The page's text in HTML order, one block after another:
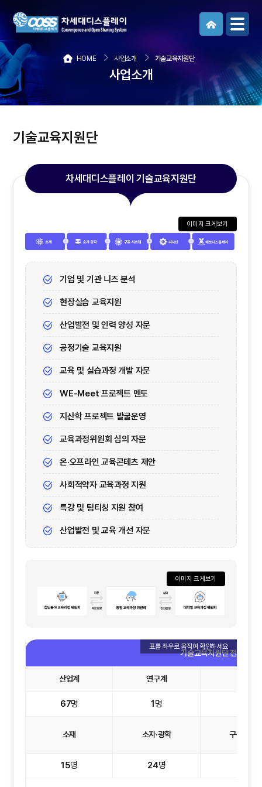
메뉴보기
HOME 사업소개 기술교육지원단
사업소개
기술교육지원단
차세대디스플레이 기술교육지원단
이미지 크게보기
기업 및 기관 니즈 분석
현장실습 교육지원
산업발전 및 인력 양성 자문
공정기술 교육지원
교육 및 실습과정 개발 자문
WE-Meet 프로젝트 멘토
지산학 프로젝트 발굴운영
교육과정위원회 심의 자문
온·오프라인 교육콘테츠 제안
사회적약자 교육과정 지원
특강 및 팀티칭 지원 참여
산업발전 및 교육 개선 자문
이미지 크게보기
기술교육지원단 전문 위
산업계 연구계
67명 1명
소재 소자·광학 구동·시스
15명 24명